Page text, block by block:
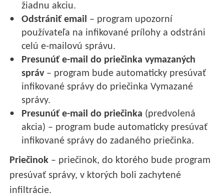
žiadnu akciu.
Odstrániť e­mail – program upozorní
používateľa na infikované prílohy a odstráni
celú e-mailovú správu.
Presunúť e-mail do priečinka vymazaných
správ– program bude automaticky presúvať
infikované správy do priečinka Vymazané
správy.
Presunúť e-mail do priečinka (predvolená
akcia) – program bude automaticky presúvať
infikované správy do zadaného priečinka.
Priečinok – priečinok, do ktorého bude program
presúvať správy, v ktorých boli zachytené
infiltrácie.